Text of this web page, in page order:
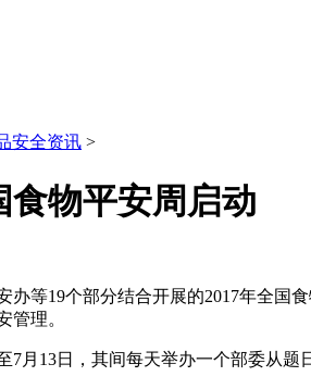
安全资讯 >
食物平安周启动
19个部分结合开展的2017年全国食
管理。
13日，其间每天举办一个部委从题